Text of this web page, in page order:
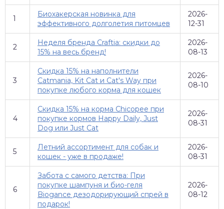
1
Биохакерская новинка для
эффективного долголетия питомцев
2026-
12-31
2
Неделя бренда Craftia: скидки до
15% на весь бренд!
2026-
08-13
3
Скидка 15% на наполнители
Catmania, Kit Cat и Cat's Way при
покупке любого корма для кошек
2026-
08-10
4
Скидка 15% на корма Chicopee при
покупке кормов Happy Daily, Just
Dog или Just Cat
2026-
08-31
5
Летний ассортимент для собак и
кошек - уже в продаже!
2026-
08-31
6
Забота с самого детства: При
покупке шампуня и био-геля
Biogance дезодорирующий спрей в
подарок!
2026-
08-12